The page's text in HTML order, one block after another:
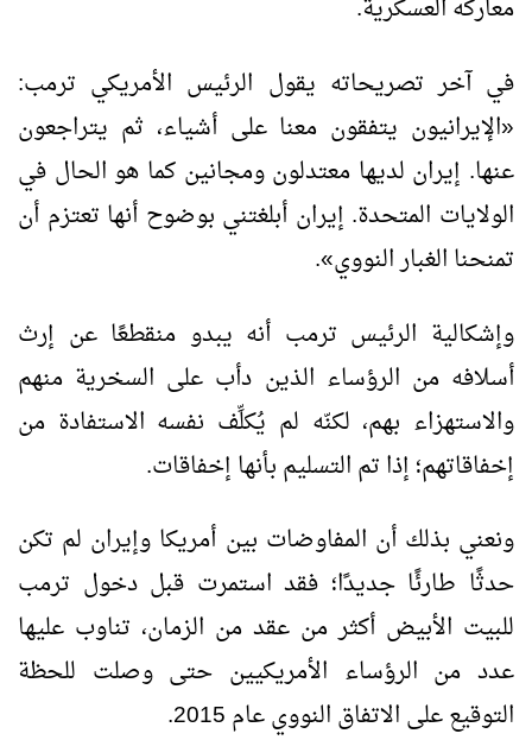
معاركه العسكرية.
في آخر تصريحاته يقول الرئيس الأمريكي ترمب:
«الإيرانيون يتفقون معنا على أشياء، ثم يتراجعون
عنها. إيران لديها معتدلون ومجانين كما هو الحال في
الولايات المتحدة. إيران أبلغتني بوضوح أنها تعتزم أن
تمنحنا الغبار النووي».
وإشكالية الرئيس ترمب أنه يبدو منقطعًا عن إرث
أسلافه من الرؤساء الذين دأب على السخرية منهم
والاستهزاء بهم، لكنّه لم يُكلِّف نفسه الاستفادة من
إخفاقاتهم؛ إذا تم التسليم بأنها إخفاقات.
ونعني بذلك أن المفاوضات بين أمريكا وإيران لم تكن
حدثًا طارئًا جديدًا؛ فقد استمرت قبل دخول ترمب
للبيت الأبيض أكثر من عقد من الزمان، تناوب عليها
عدد من الرؤساء الأمريكيين حتى وصلت للحظة
التوقيع على الاتفاق النووي عام 2015.